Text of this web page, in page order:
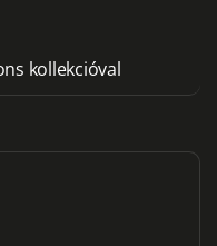
kollekcióval